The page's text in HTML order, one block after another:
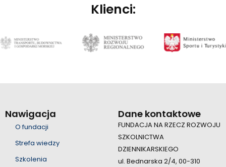
Klienci:
Nawigacja
O fundacji
Strefa wiedzy
Szkolenia
Dane kontaktowe
FUNDACJA NA RZECZ ROZWOJU
SZKOLNICTWA
DZIENNIKARSKIEGO
ul. Bednarska 2/4, 00-310